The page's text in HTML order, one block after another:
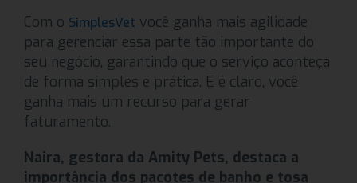
Com o SimplesVet você ganha mais agilidade
para gerenciar essa parte tão importante do
seu negócio, garantindo que o serviço aconteça
de forma simples e prática. E é claro, você
ganha mais um recurso para gerar
faturamento.
Naira, gestora da Amity Pets, destaca a
importância dos pacotes de banho e tosa